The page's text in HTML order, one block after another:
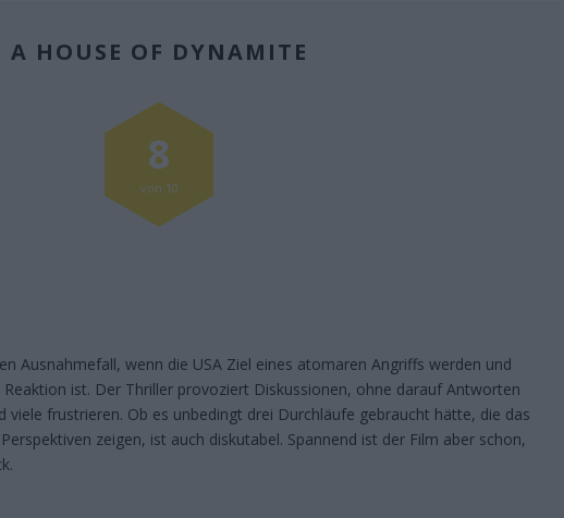
A HOUSE OF DYNAMITE
Ausnahmefall, wenn die USA Ziel eines atomaren Angriffs werden und
ist. Der Thriller provoziert Diskussionen, ohne darauf Antworten
viele frustrieren. Ob es unbedingt drei Durchläufe gebraucht hätte, die das
zeigen, ist auch diskutabel. Spannend ist der Film aber schon,
8
von 10